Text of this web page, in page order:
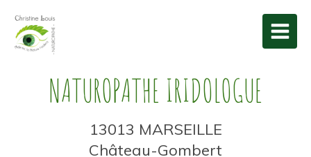
NATUROPATHE IRIDOLOGUE
13013 MARSEILLE
Château-Gombert